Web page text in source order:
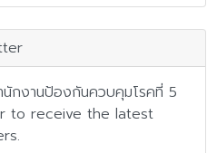
กงานป้องกันควบคุมโรคที่ 5
to receive the latest